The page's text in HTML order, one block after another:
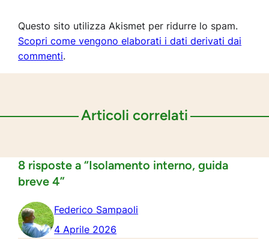
Questo sito utilizza Akismet per ridurre lo spam.
Scopri come vengono elaborati i dati derivati dai
commenti.
Articoli correlati
8 risposte a “Isolamento interno, guida
breve 4”
Federico Sampaoli
4 Aprile 2026